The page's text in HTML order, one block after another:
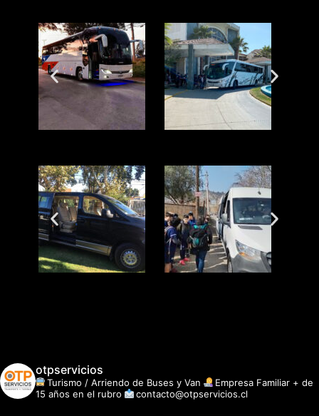
otpservicios
Turismo / Arriendo de Buses y Van
Empresa Familiar + de
15 años en el rubro
contacto@otpservicios.cl